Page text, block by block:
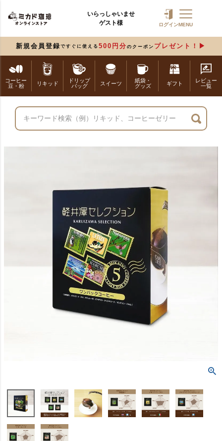
いらっしゃいませ
ゲスト様
ログインMENU
新規会員登録 ですぐに使える 500円分 のクーポン プレゼント！
コーヒー
豆・粉
リキッド
ドリップ
バッグ
スイーツ
紙袋・
グッズ
ギフト
レビュー
一覧